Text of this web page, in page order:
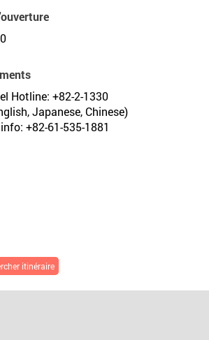
Hotline: +82-2-1330
Japanese, Chinese)
+82-61-535-1881
itinéraire